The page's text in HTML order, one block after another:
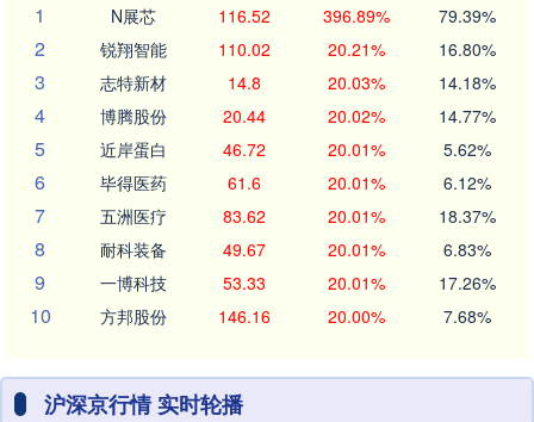
1
N展芯 116.52 396.89% 79.39%
2 锐翔智能 110.02 20.21% 16.80%
3 志特新材 14.8 20.03% 14.18%
4 博腾股份 20.44 20.02% 14.77%
5 近岸蛋白 46.72 20.01% 5.62%
6 毕得医药 61.6 20.01% 6.12%
7 五洲医疗 83.62 20.01% 18.37%
8 耐科装备 49.67 20.01% 6.83%
9 一博科技 53.33 20.01% 17.26%
10 方邦股份 146.16 20.00% 7.68%
沪深京行情 实时轮播